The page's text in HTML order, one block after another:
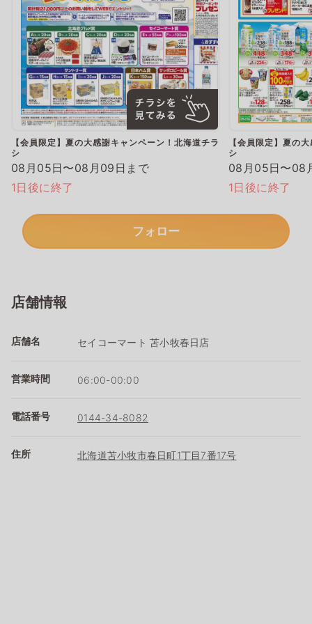
【会員限定】夏の大感謝キャンペーン！北海道チラ
シ
08月05日〜08月09日まで
1日後に終了
【会員限定】夏の
シ
08月05日〜08
1日後に終了
フォロー
店舗情報
店舗名 セイコーマート 苫小牧春日店
営業時間 06:00-00:00
電話番号 0144-34-8082
住所 北海道苫小牧市春日町1丁目7番17号